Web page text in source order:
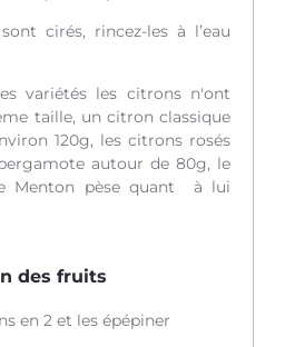
cirés, rincez-les à l’eau
variétés les citrons n'ont
taille, un citron classique
120g, les citrons rosés
autour de 80g, le
Menton pèse quant à lui
des fruits
en 2 et les épépiner